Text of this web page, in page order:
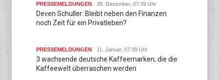
PRESSEMELDUNGEN 28. Dezember, 07:39 Uhr
Deven Schuller: Bleibt neben den Finanzen
noch Zeit für ein Privatleben?
PRESSEMELDUNGEN 11. Januar, 07:39 Uhr
3 wachsende deutsche Kaffeemarken, die die
Kaffeewelt überraschen werden